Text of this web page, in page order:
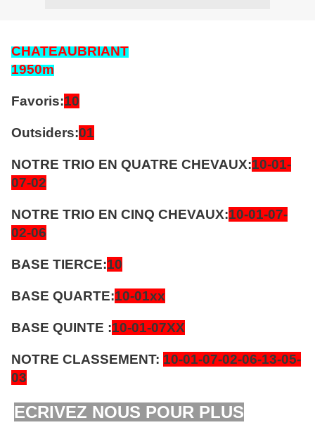
CHATEAUBRIANT
1950m
Favoris:10
Outsiders:01
NOTRE TRIO EN QUATRE CHEVAUX:10-01-
07-02
NOTRE TRIO EN CINQ CHEVAUX:10-01-07-
02-06
BASE TIERCE:10
BASE QUARTE:10-01xx
BASE QUINTE :10-01-07XX
NOTRE CLASSEMENT: 10-01-07-02-06-13-05-
03
ECRIVEZ NOUS POUR PLUS